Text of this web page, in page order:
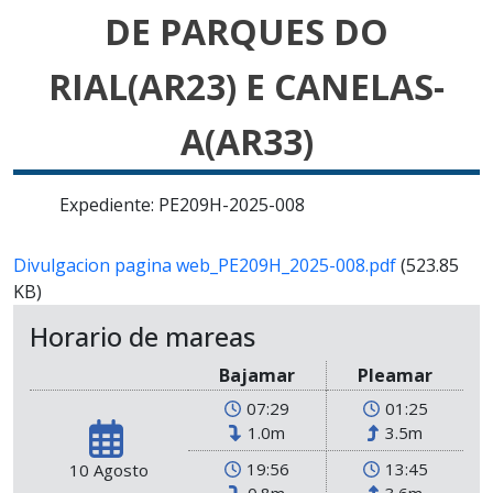
DE PARQUES DO
RIAL(AR23) E CANELAS-
A(AR33)
Expediente: PE209H-2025-008
Divulgacion pagina web_PE209H_2025-008.pdf(523.85
KB)
Horario de mareas
Bajamar Pleamar
10 Agosto
07:29
1.0m
01:25
3.5m
19:56
13:45